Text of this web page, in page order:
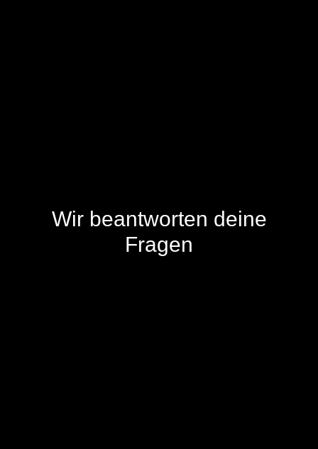
Wir beantworten deine
Fragen